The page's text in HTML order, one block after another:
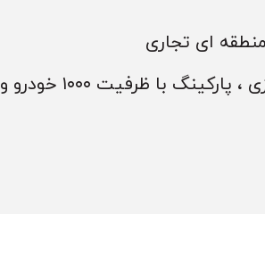
ای تجاری
با ظرفیت ۱۰۰۰ خودرو و…